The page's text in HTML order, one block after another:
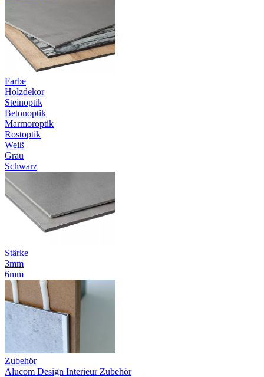
Farbe
Holzdekor
Steinoptik
Betonoptik
Marmoroptik
Rostoptik
Weiß
Grau
Schwarz
Stärke
3mm
6mm
Zubehör
Alucom Design Interieur Zubehör